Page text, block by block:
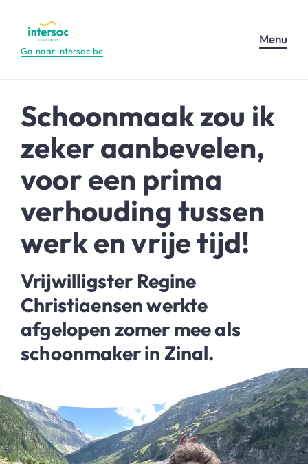
Ga naar intersoc.be
Menu
Schoonmaak zou ik
zeker aanbevelen,
voor een prima
verhouding tussen
werk en vrije tijd!
Vrijwilligster Regine
Christiaensen werkte
afgelopen zomer mee als
schoonmaker in Zinal.